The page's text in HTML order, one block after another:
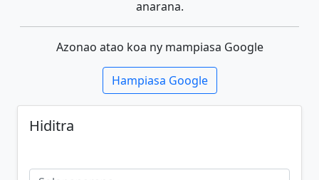
anarana.
Azonao atao koa ny mampiasa Google
Hampiasa Google
Hiditra